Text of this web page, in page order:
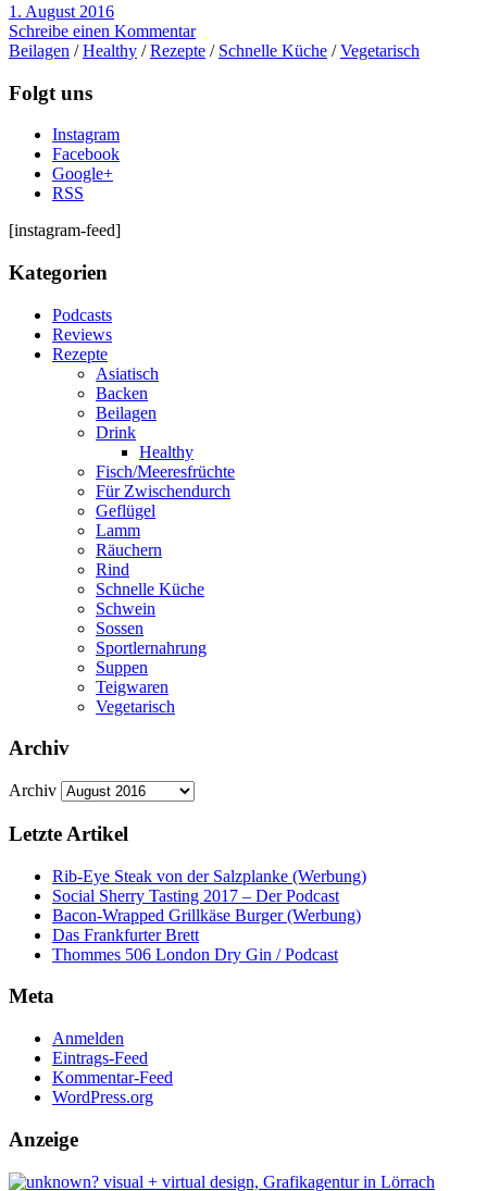
1. August 2016
Schreibe einen Kommentar
Beilagen /Healthy /Rezepte / Schnelle Küche /Vegetarisch
Folgt uns
Instagram
Facebook
Google+
RSS
[instagram-feed]
Kategorien
Podcasts
Reviews
Rezepte
Asiatisch
Backen
Beilagen
Drink
Healthy
Fisch/Meeresfrüchte
Für Zwischendurch
Geflügel
Lamm
Räuchern
Rind
Schnelle Küche
Schwein
Sossen
Sportlernahrung
Suppen
Teigwaren
Vegetarisch
Archiv
Archiv
Letzte Artikel
Rib-Eye Steak von der Salzplanke (Werbung)
Social Sherry Tasting 2017 – Der Podcast
Bacon-Wrapped Grillkäse Burger (Werbung)
Das Frankfurter Brett
Thommes 506 London Dry Gin / Podcast
Meta
Anmelden
Eintrags-Feed
Kommentar-Feed
WordPress.org
Anzeige